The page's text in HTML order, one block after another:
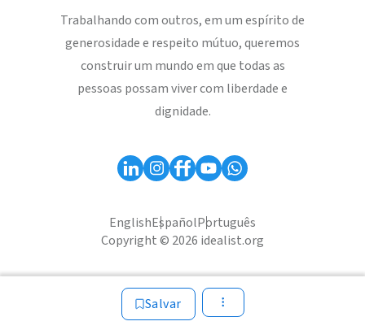
Salvar
Trabalhando com outros, em um espírito de
generosidade e respeito mútuo, queremos
construir um mundo em que todas as
pessoas possam viver com liberdade e
dignidade.
EnglishEspañolPortuguês
Copyright © 2026 idealist.org